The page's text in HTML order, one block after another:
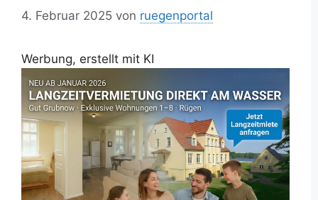
4. Februar 2025 von ruegenportal
Werbung, erstellt mit KI